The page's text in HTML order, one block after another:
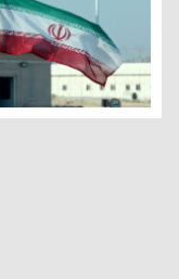
إيران تعدم رجلين